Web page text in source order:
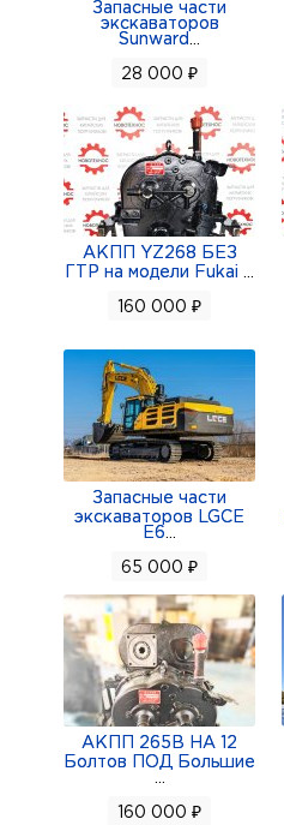
Запасные части
экскаваторов
Sunward
28 000 ₽
АКПП YZ268 БЕЗ
ГТР на модели Fukai
160 000 ₽
Запасные части
экскаваторов LGCE
E6
65 000 ₽
АКПП 265В НА 12
Болтов ПОД Большие
160 000 ₽